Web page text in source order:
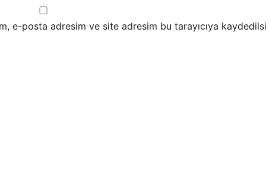
e-posta adresim ve site adresim bu tarayıcıya